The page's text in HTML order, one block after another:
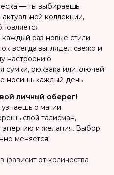
— ты выбираешь
коллекции,
раз новые стили
всегда выглядел свежо и
настроению
сумки, рюкзака или ключей
носишь каждый день
личный оберег!
о магии
свой талисман,
энергию и желания. Выбор
меняется!
(зависит от количества